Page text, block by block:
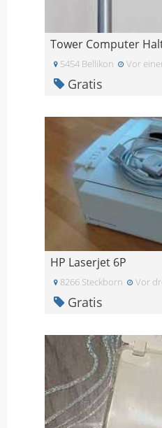
Tower Computer
5454 Bellikon Vor
Gratis
HP Laserjet 6P
8266 Steckborn Vor
Gratis